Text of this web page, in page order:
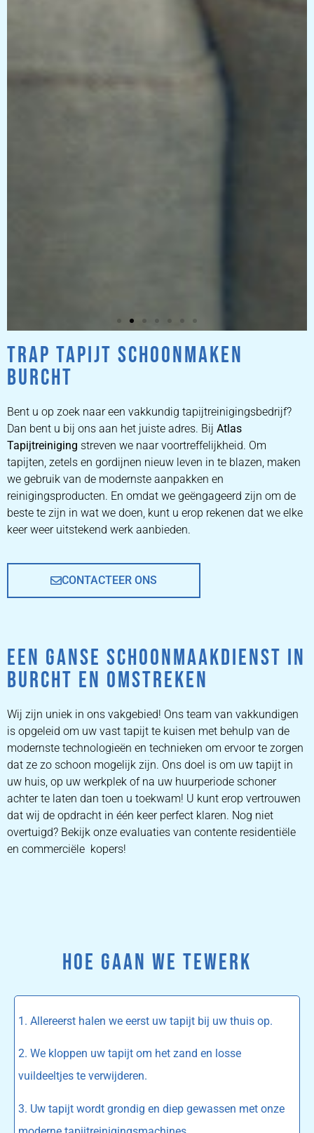
ZETEL
ZETEL REINIGEN DOOR
PROFESSIONALS
PRIJZEN
TRAP TAPIJT SCHOONMAKEN
BURCHT
Bent u op zoek naar een vakkundig tapijtreinigingsbedrijf?
Dan bent u bij ons aan het juiste adres. Bij Atlas
Tapijtreiniging streven we naar voortreffelijkheid. Om
tapijten, zetels en gordijnen nieuw leven in te blazen, maken
we gebruik van de modernste aanpakken en
reinigingsproducten. En omdat we geëngageerd zijn om de
beste te zijn in wat we doen, kunt u erop rekenen dat we elke
keer weer uitstekend werk aanbieden.
CONTACTEER ONS
EEN GANSE SCHOONMAAKDIENST IN
BURCHT EN OMSTREKEN
Wij zijn uniek in ons vakgebied! Ons team van vakkundigen
is opgeleid om uw vast tapijt te kuisen met behulp van de
modernste technologieën en technieken om ervoor te zorgen
dat ze zo schoon mogelijk zijn. Ons doel is om uw tapijt in
uw huis, op uw werkplek of na uw huurperiode schoner
achter te laten dan toen u toekwam! U kunt erop vertrouwen
dat wij de opdracht in één keer perfect klaren. Nog niet
overtuigd? Bekijk onze evaluaties van contente residentiële
en commerciële kopers!
HOE GAAN WE TEWERK
1. Allereerst halen we eerst uw tapijt bij uw thuis op.
2. We kloppen uw tapijt om het zand en losse
vuildeeltjes te verwijderen.
3. Uw tapijt wordt grondig en diep gewassen met onze